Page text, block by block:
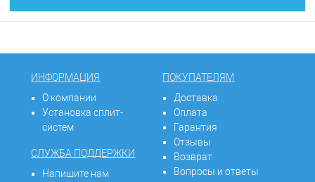
ИНФОРМАЦИЯ
О компании
Установка сплит-
систем
СЛУЖБА ПОДДЕРЖКИ
Напишите нам
ПОКУПАТЕЛЯМ
Доставка
Оплата
Гарантия
Отзывы
Возврат
Вопросы и ответы